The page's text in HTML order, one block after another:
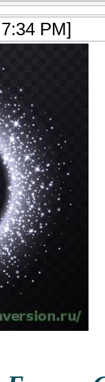
PM]